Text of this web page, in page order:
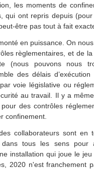
les moments de
qui ont repris depuis
être pas tout à fait
en puissance. On
règlementaires, et de
(nous pouvons nous
des délais
voie législative ou
au travail. Il y a
des contrôles
confinement.
collaborateurs sont en
dans tous les sens pour
installation qui joue le
2020 n'est franchement